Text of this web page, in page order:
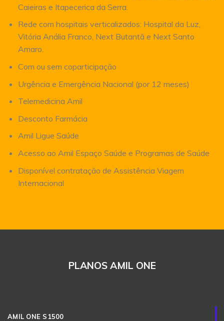
Caieiras e Itapecerica da Serra.
Rede com hospitais verticalizados: Hospital da Luz,
Vitória Anália Franco, Next Butantã e Next Santo
Amaro.
Com ou sem coparticipação
Urgência e Emergência Nacional (por 12 meses)
Telemedicina Amil
Desconto Farmácia
Amil Ligue Saúde
Acesso ao Amil Espaço Saúde e Programas de Saúde
Disponível contratação de Assistência Viagem
Internacional
PLANOS AMIL ONE
AMIL ONE S1500